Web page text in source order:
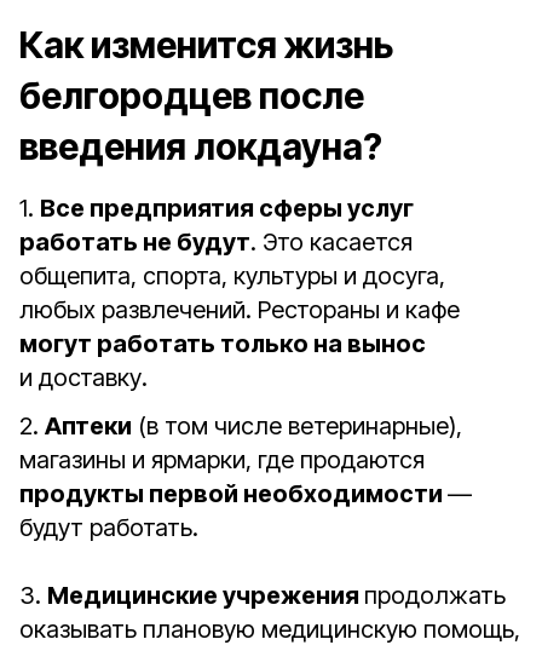
Как изменится жизнь
белгородцев после
введения локдауна?
1. Все предприятия сферы услуг
работать не будут. Это касается
общепита, спорта, культуры и досуга,
любых развлечений. Рестораны и кафе
могут работать только на вынос
и доставку.
2. Аптеки (в том числе ветеринарные),
магазины и ярмарки, где продаются
продукты первой необходимости —
будут работать.
3. Медицинские учрежения продолжать
оказывать плановую медицинскую помощь,